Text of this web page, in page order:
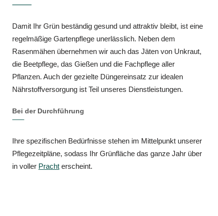
Damit Ihr Grün beständig gesund und attraktiv bleibt, ist eine
regelmäßige Gartenpflege unerlässlich. Neben dem
Rasenmähen übernehmen wir auch das Jäten von Unkraut,
die Beetpflege, das Gießen und die Fachpflege aller
Pflanzen. Auch der gezielte Düngereinsatz zur idealen
Nährstoffversorgung ist Teil unseres Dienstleistungen.
Bei der Durchführung
Ihre spezifischen Bedürfnisse stehen im Mittelpunkt unserer
Pflegezeitpläne, sodass Ihr Grünfläche das ganze Jahr über
in voller Pracht erscheint.